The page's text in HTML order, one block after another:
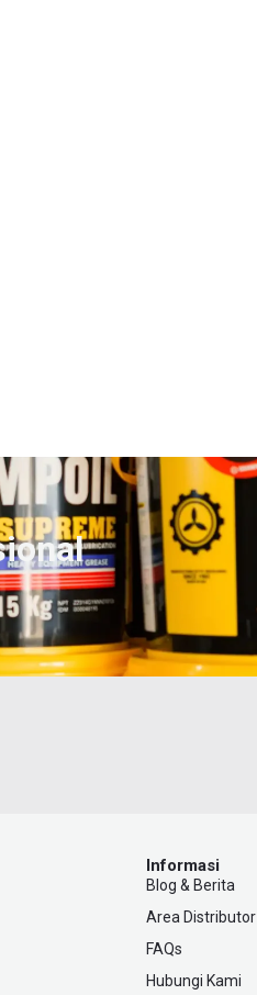
Informasi
Blog & Berita
Area Distributor
FAQs
Hubungi Kami